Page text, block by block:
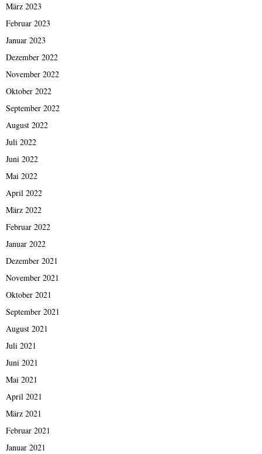
März 2023
Februar 2023
Januar 2023
Dezember 2022
November 2022
Oktober 2022
September 2022
August 2022
Juli 2022
Juni 2022
Mai 2022
April 2022
März 2022
Februar 2022
Januar 2022
Dezember 2021
November 2021
Oktober 2021
September 2021
August 2021
Juli 2021
Juni 2021
Mai 2021
April 2021
März 2021
Februar 2021
Januar 2021